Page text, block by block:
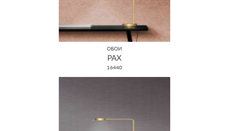
ОБОИ
PAX
16440